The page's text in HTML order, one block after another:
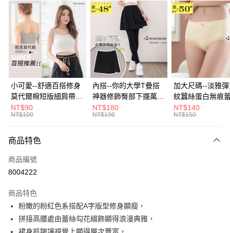
超商取貨付款
LINE Pay
Apple Pay
街口支付
悠遊付
Google Pay
全盈+PAY
大哥付你分期
【大哥付你分期使用說明】
1.本服務由台灣大哥大提供，台灣大哥大用戶可立即使用無須另外申請。
流程，驗證手機門號後，選擇欲分期的期數、繳款截止日，確認付款後即完
成交易。
3.實際核准額度、可分期數及費用金額請依後續交易確認頁面所載為準。
4.訂單成立30分鐘內，如未前往確認交易或遇審核未通過，訂單將自動取
AFTEE先享後付
【關於「AFTEE先享後付」】
AFTEE先享後付是「在收到商品之後才付款」的支付方式。 讓您購物簡單
便利好安心！
１．簡單：不需註冊會員、不需綁卡、不需儲值。
２．便利：只要手機號碼，簡訊認證，即可結帳。
ATM付款
小可愛--舒適百搭修身
莫代爾棉短版細肩帶素
色背心(白.黑.灰L-2L)-
U582眼圈熊中大尺碼
NT$90
NT$100
內搭--你的大學T疊搭
神器修飾臀部下擺萬用
內搭裙/遮臀裙(黑2L-
6L)-Q155眼圈熊中大
NT$180
NT$190
加大尺碼--淡雅
紋蠶絲蛋白無痕
角內褲(白.粉.藍.
3L)-L28眼圈熊中
NT$140
NT$150
商品特色
商品編號
8004222
商品特色
粉嫩的粉紅色系搭配A字版型修身顯瘦，
拼接高腰處由蕾絲勾花綴飾顯得浪漫典雅，
裙身抓皺讓視覺上顯得層次豐富，